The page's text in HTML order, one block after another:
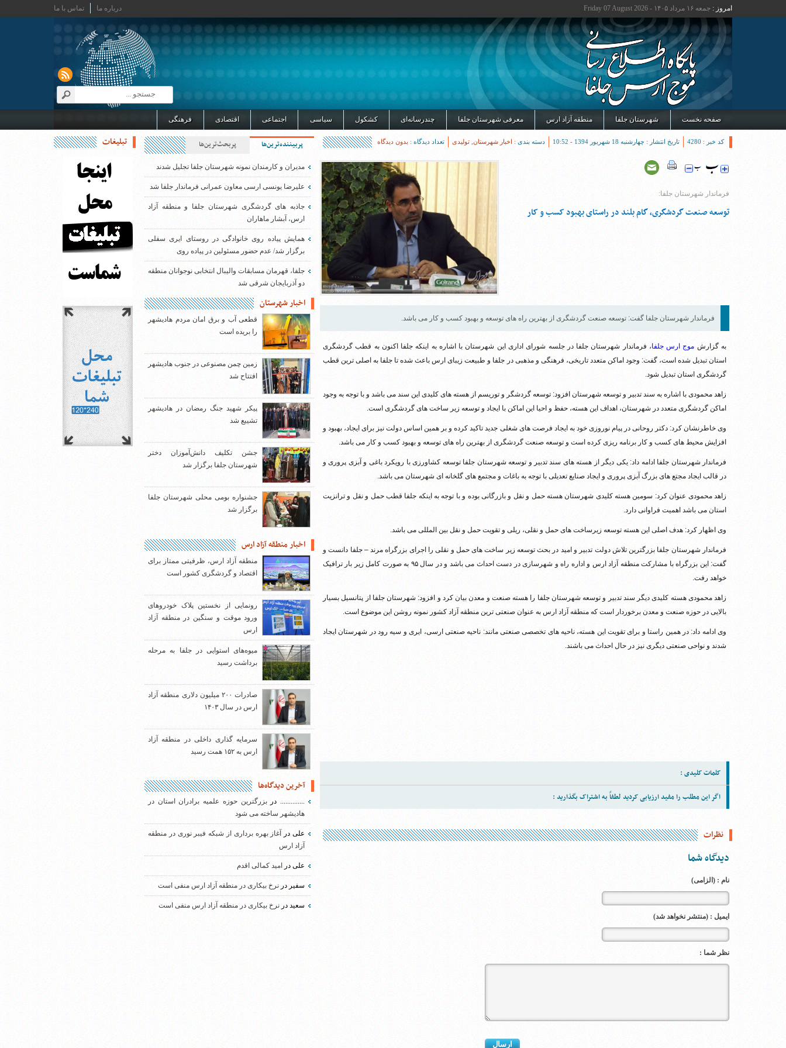
امروز : جمعه ۱۶ مرداد ۱۴۰۵ - Friday 07 August 2026 تماس با ما درباره ما
صفحه نخست شهرستان جلفا منطقه آزاد ارس معرفی شهرستان جلفا چندرسانه‌ای کشکول سیاسی اجتماعی اقتصادی فرهنگی
کد خبر : 4280 تاریخ انتشار : چهارشنبه 18 شهریور 1394 - 10:52 دسته بندی : اخبار شهرستان تولیدی تعداد دیدگاه : بدون دیدگاه
فرماندار شهرستان جلفا:
توسعه صنعت گردشگری، گام بلند در راستای بهبود کسب و کار
فرماندار شهرستان جلفا گفت: توسعه صنعت گردشگری از بهترین راه های توسعه و بهبود کسب و کار می باشد.
به گزارش موج ارس جلفا، فرماندار شهرستان جلفا در جلسه شورای اداری این شهرستان با اشاره به اینکه جلفا اکنون به قطب گردشگری
استان تبدیل شده است، گفت: وجود اماکن متعدد تاریخی، فرهنگی و مذهبی در جلفا و طبیعت زیبای ارس باعث شده تا جلفا به اصلی ترین قطب
گردشگری استان تبدیل شود.
زاهد محمودی با اشاره به سند تدبیر و توسعه شهرستان افزود: توسعه گردشگر و توریسم از هسته های کلیدی این سند می باشد و با توجه به وجود
اماکن گردشگری متعدد در شهرستان، اهداف این هسته، حفظ و احیا این اماکن با ایجاد و توسعه زیر ساخت های گردشگری است.
وی خاطرنشان کرد: دکتر روحانی در پیام نوروزی خود به ایجاد فرصت های شغلی جدید تاکید کرده و بر همین اساس دولت نیز برای ایجاد، بهبود و
افزایش محیط های کسب و کار برنامه ریزی کرده است و توسعه صنعت گردشگری از بهترین راه های توسعه و بهبود کسب و کار می باشد.
فرماندار شهرستان جلفا ادامه داد: یکی دیگر از هسته های سند تدبیر و توسعه شهرستان جلفا توسعه کشاورزی با رویکرد باغی و آبزی پروری و
در قالب ایجاد مجتع های بزرگ آبزی پروری و ایجاد صنایع تعدیلی با توجه به باغات و مجتمع های گلخانه ای شهرستان می باشد.
زاهد محمودی عنوان کرد: سومین هسته کلیدی شهرستان هسته حمل و نقل و بازرگانی بوده و با توجه به اینکه جلفا قطب حمل و نقل و ترانزیت
استان می باشد اهمیت فراوانی دارد.
وی اظهار کرد: هدف اصلی این هسته توسعه زیرساخت های حمل و نقلی، ریلی و تقویت حمل و نقل بین المللی می باشد.
فرماندار شهرستان جلفا بزرگترین تلاش دولت تدبیر و امید در بحث توسعه زیر ساخت های حمل و نقلی را اجرای بزرگراه مرند – جلفا دانست و
گفت: این بزرگراه با مشارکت منطقه آزاد ارس و اداره راه و شهرسازی در دست احداث می باشد و در سال ۹۵ به صورت کامل زیر بار ترافیک
خواهد رفت.
زاهد محمودی هسته کلیدی دیگر سند تدبیر و توسعه شهرستان جلفا را هسته صنعت و معدن بیان کرد و افزود: شهرستان جلفا از پتانسیل بسیار
بالایی در حوزه صنعت و معدن برخوردار است که منطقه آزاد ارس به عنوان صنعتی ترین منطقه آزاد کشور نمونه روشن این موضوع است.
وی ادامه داد: در همین راستا و برای تقویت این هسته، ناحیه های تخصصی صنعتی مانند: ناحیه صنعتی ارسی، ایری و سیه رود در شهرستان ایجاد
شدند و نواحی صنعتی دیگری نیز در حال احداث می باشند.
کلمات کلیدی :
اگر این مطلب را مفید ارزیابی کردید لطفاً به اشتراک بگذارید :
نظرات
دیدگاه شما
نام : (الزامی)
ایمیل : (منتشر نخواهد شد)
نظر شما :
تبلیغات پربیننده‌ترین‌ها پربحث‌ترین‌ها
مدیران و کارمندان نمونه شهرستان جلفا تجلیل شدند
علیرضا یونسی ارسی معاون عمرانی فرماندار جلفا شد
جاذبه های گردشگری شهرستان جلفا و منطقه آزاد
ارس، آبشار ماهاران
همایش پیاده روی خانوادگی در روستای ایری سفلی
برگزار شد/ عدم حضور مسئولین در پیاده روی
جلفا، قهرمان مسابقات والیبال انتخابی نوجوانان منطقه
دو آذربایجان شرقی شد
اخبار شهرستان
قطعی آب و برق امان مردم هادیشهر
را بریده است
زمین چمن مصنوعی در جنوب هادیشهر
افتتاح شد
پیکر شهید جنگ رمضان در هادیشهر
تشییع شد
جشن تکلیف دانش‌آموزان دختر
شهرستان جلفا برگزار شد
جشنواره بومی محلی شهرستان جلفا
برگزار شد
اخبار منطقه آزاد ارس
منطقه آزاد ارس، ظرفیتی ممتاز برای
اقتصاد و گردشگری کشور است
رونمایی از نخستین پلاک خودروهای
ورود موقت و سنگین در منطقه آزاد
ارس
میوه‌های استوایی در جلفا به مرحله
برداشت رسید
صادرات ۲۰۰ میلیون دلاری منطقه آزاد
ارس در سال ۱۴۰۳
سرمایه گذاری داخلی در منطقه آزاد
ارس به ۱۵۲ همت رسید
آخرین دیدگاه‌ها
.............. دربزرگترین حوزه علمیه برادران استان در
هادیشهر ساخته می شود
علیدر
آغاز بهره برداری از شبکه فیبر نوری در منطقه
آزاد ارس
علی در امید کمالی اقدم
سفیر در نرخ بیکاری در منطقه آزاد ارس منفی است
سعید در نرخ بیکاری در منطقه آزاد ارس منفی است